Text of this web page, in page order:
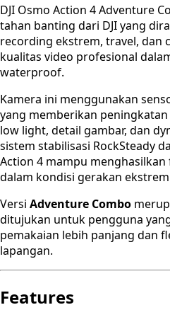
DJI Osmo Action 4 Adventure
tahan banting dari DJI yang
recording ekstrem, travel, dan
kualitas video profesional
waterproof.
Kamera ini menggunakan
yang memberikan
low light, detail gambar, dan
sistem stabilisasi RockSteady
Action 4 mampu
dalam kondisi gerakan
Versi Adventure Combo
ditujukan untuk pengguna
pemakaian lebih panjang dan
lapangan.
Features